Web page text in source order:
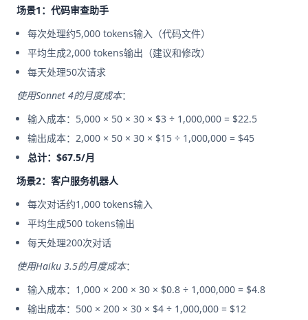
场景1：代码审查助手
每次处理约5,000 tokens输入（代码文件）
平均生成2,000 tokens输出（建议和修改）
每天处理50次请求
使用Sonnet 4的月度成本：
输入成本：5,000 × 50 × 30 × $3 ÷ 1,000,000 = $22.5
输出成本：2,000 × 50 × 30 × $15 ÷ 1,000,000 = $45
总计：$67.5/月
场景2：客户服务机器人
每次对话约1,000 tokens输入
平均生成500 tokens输出
每天处理200次对话
使用Haiku 3.5的月度成本：
输入成本：1,000 × 200 × 30 × $0.8 ÷ 1,000,000 = $4.8
输出成本：500 × 200 × 30 × $4 ÷ 1,000,000 = $12